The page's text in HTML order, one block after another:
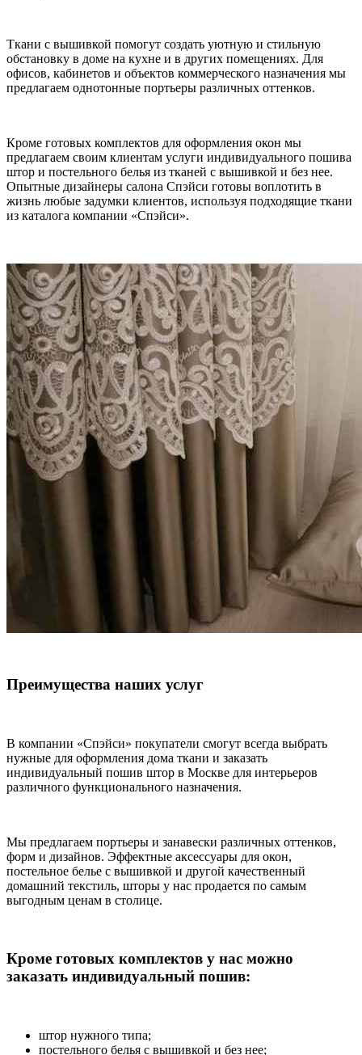
Ткани с вышивкой помогут создать уютную и стильную
обстановку в доме на кухне и в других помещениях. Для
офисов, кабинетов и объектов коммерческого назначения мы
предлагаем однотонные портьеры различных оттенков.
Кроме готовых комплектов для оформления окон мы
предлагаем своим клиентам услуги индивидуального пошива
штор и постельного белья из тканей с вышивкой и без нее.
Опытные дизайнеры салона Спэйси готовы воплотить в
жизнь любые задумки клиентов, используя подходящие ткани
из каталога компании «Спэйси».
Преимущества наших услуг
В компании «Спэйси» покупатели смогут всегда выбрать
нужные для оформления дома ткани и заказать
индивидуальный пошив штор в Москве для интерьеров
различного функционального назначения.
Мы предлагаем портьеры и занавески различных оттенков,
форм и дизайнов. Эффектные аксессуары для окон,
постельное белье с вышивкой и другой качественный
домашний текстиль, шторы у нас продается по самым
выгодным ценам в столице.
Кроме готовых комплектов у нас можно
заказать индивидуальный пошив:
штор нужного типа;
постельного белья с вышивкой и без нее;